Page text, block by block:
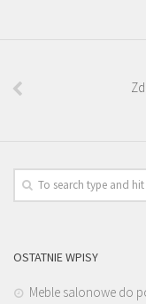
OSTATNIE WPISY
Meble salonowe do